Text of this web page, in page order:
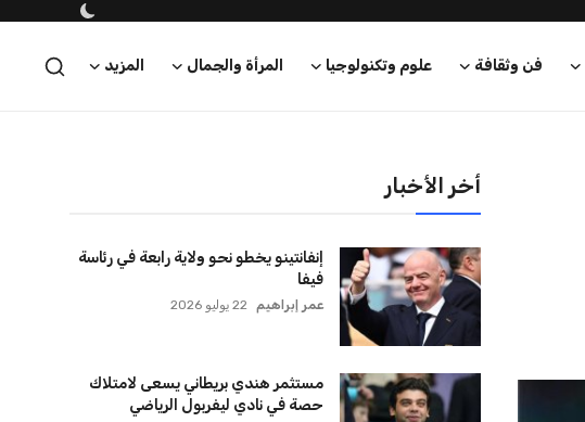
فن وثقافة علوم وتكنولوجيا المرأة والجمال المزيد
أخر الأخبار
إنفانتينو يخطو نحو ولاية رابعة في رئاسة
فيفا
عمر إبراهيم 22 يوليو 2026
مستثمر هندي بريطاني يسعى لامتلاك
حصة في نادي ليفربول الرياضي